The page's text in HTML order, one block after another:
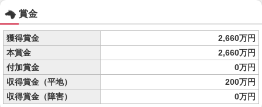
賞金
獲得賞金
2,660万円
本賞金
2,660万円
付加賞金
0万円
収得賞金（平地）
200万円
収得賞金（障害）
0万円